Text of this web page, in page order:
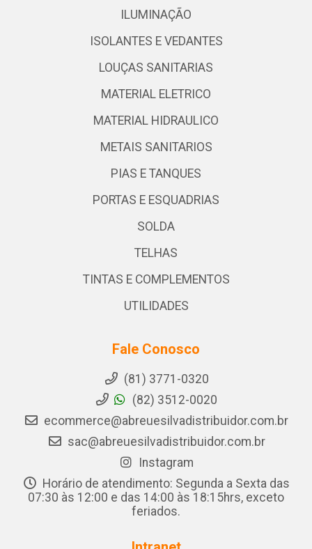
ILUMINAÇÃO
ISOLANTES E VEDANTES
LOUÇAS SANITARIAS
MATERIAL ELETRICO
MATERIAL HIDRAULICO
METAIS SANITARIOS
PIAS E TANQUES
PORTAS E ESQUADRIAS
SOLDA
TELHAS
TINTAS E COMPLEMENTOS
UTILIDADES
Fale Conosco
(81) 3771-0320
(82) 3512-0020
ecommerce@abreuesilvadistribuidor.com.br
sac@abreuesilvadistribuidor.com.br
Instagram
Horário de atendimento: Segunda a Sexta das
07:30 às 12:00 e das 14:00 às 18:15hrs, exceto
feriados.